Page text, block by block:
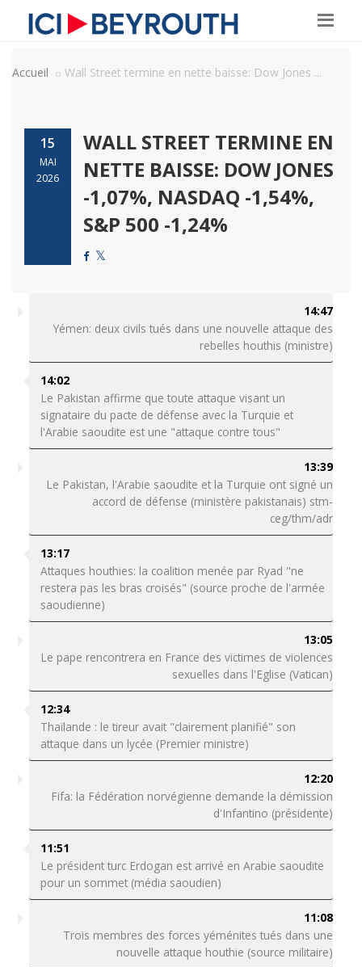
Accueil Wall Street termine en nette baisse: Dow Jones ...
15
MAI
2026
WALL STREET TERMINE EN
NETTE BAISSE: DOW JONES
-1,07%, NASDAQ -1,54%,
S&P 500 -1,24%
14:47
Yémen: deux civils tués dans une nouvelle attaque des
rebelles houthis (ministre)
14:02
Le Pakistan affirme que toute attaque visant un
signataire du pacte de défense avec la Turquie et
l'Arabie saoudite est une "attaque contre tous"
13:39
Le Pakistan, l'Arabie saoudite et la Turquie ont signé un
accord de défense (ministère pakistanais) stm-
ceg/thm/adr
13:17
Attaques houthies: la coalition menée par Ryad "ne
restera pas les bras croisés" (source proche de l'armée
saoudienne)
13:05
Le pape rencontrera en France des victimes de violences
sexuelles dans l'Eglise (Vatican)
12:34
Thaïlande : le tireur avait "clairement planifié" son
attaque dans un lycée (Premier ministre)
12:20
Fifa: la Fédération norvégienne demande la démission
d'Infantino (présidente)
11:51
Le président turc Erdogan est arrivé en Arabie saoudite
pour un sommet (média saoudien)
11:08
Trois membres des forces yéménites tués dans une
nouvelle attaque houthie (source militaire)